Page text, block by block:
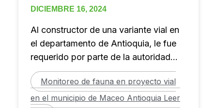
DICIEMBRE 16, 2024
Al constructor de una variante vial en
el departamento de Antioquia, le fue
requerido por parte de la autoridad
ambiental
Monitoreo de fauna en proyecto vial
en el municipio de Maceo Antioquia Leer